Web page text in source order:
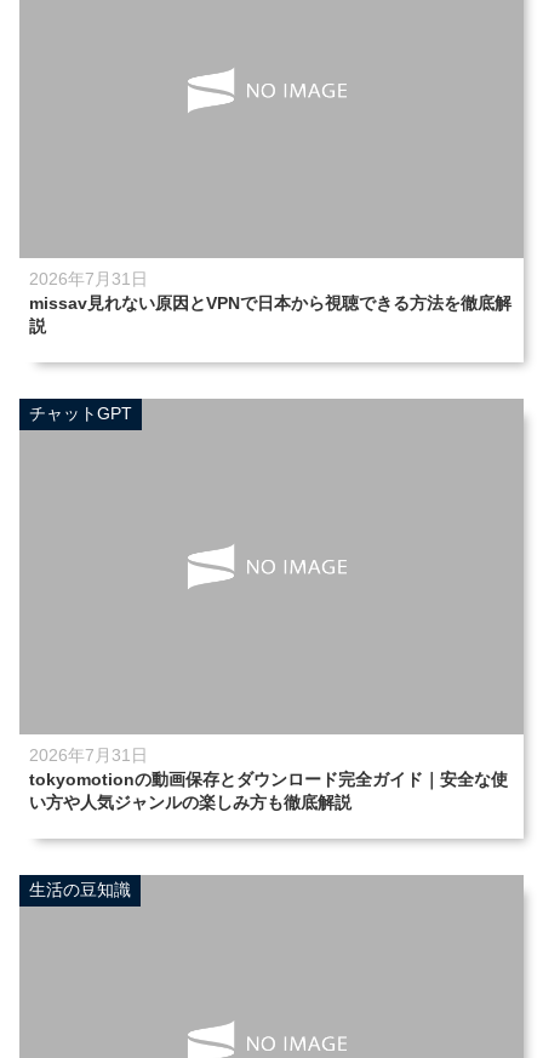
2026年7月31日
missav見れない原因とVPNで日本から視聴できる方法を徹底解
説
チャットGPT
2026年7月31日
tokyomotionの動画保存とダウンロード完全ガイド｜安全な使
い方や人気ジャンルの楽しみ方も徹底解説
生活の豆知識